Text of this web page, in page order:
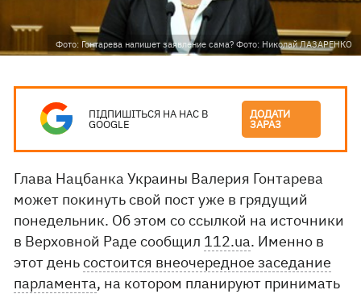
Фото: Гонтарева напишет заявление сама? Фото: Николай ЛАЗАРЕНКО
ПІДПИШІТЬСЯ НА НАС В
GOOGLE
ДОДАТИ
ЗАРАЗ
Глава Нацбанка Украины Валерия Гонтарева
может покинуть свой пост уже в грядущий
понедельник. Об этом со ссылкой на источники
в Верховной Раде сообщил 112.ua. Именно в
этот деньсостоится внеочередное заседание
парламента, на котором планируют принимать